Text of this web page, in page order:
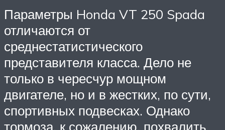
Параметры Honda VT 250 Spada
отличаются от
среднестатистического
представителя класса. Дело не
только в чересчур мощном
двигателе, но и в жестких, по сути,
спортивных подвесках. Однако
тормоза, к сожалению, похвалить